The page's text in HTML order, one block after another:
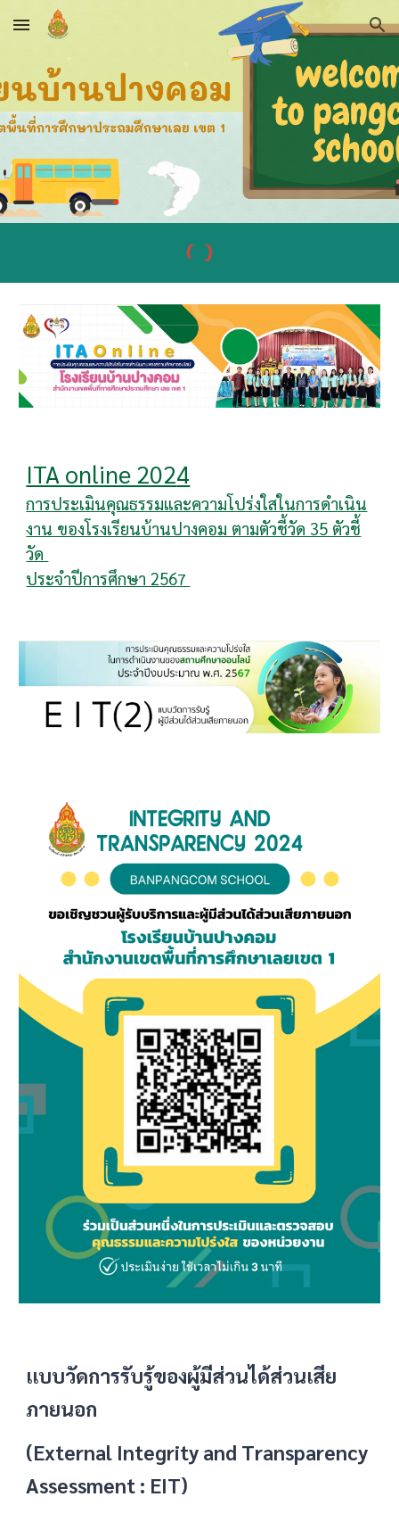
Skip to main content Skip to navigation
ITA online 2024
การประเมินคุณธรรมและความโปร่งใสในการดำเนิน
งาน ของโรงเรียนบ้านปางคอม ตามตัวชี้วัด 35 ตัวชี้
วัด
ประจำปีการศึกษา 2567
แบบวัดการรับรู้ของผู้มีส่วนได้ส่วนเสีย
ภายนอก
(External Integrity and Transparency
Assessment : EIT)